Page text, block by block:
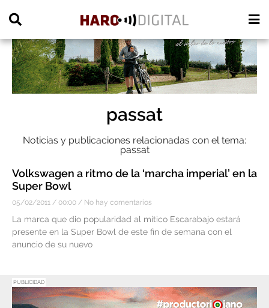
passat
Noticias y publicaciones relacionadas con el tema:
passat
Volkswagen a ritmo de la ‘marcha imperial’ en la
Super Bowl
05/02/2011 00:00 No hay comentarios
La marca que dio popularidad al mítico Escarabajo estará
presente en la Super Bowl de este fin de semana con el
anuncio de su nuevo
PUBLICIDAD